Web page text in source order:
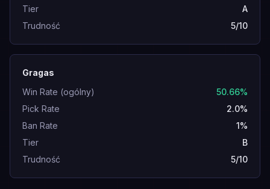
Tier
A
Trudność
5/10
Gragas
Win Rate (ogólny)
50.66%
Pick Rate
2.0%
Ban Rate
1%
Tier
B
Trudność
5/10